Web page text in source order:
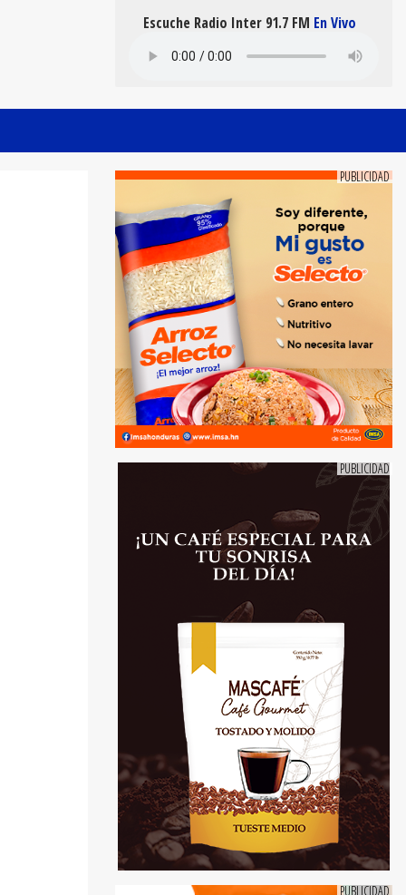
Escuche Radio Inter 91.7 FM En Vivo